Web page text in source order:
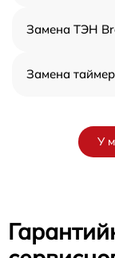
Замена ТЭН
Замена
У